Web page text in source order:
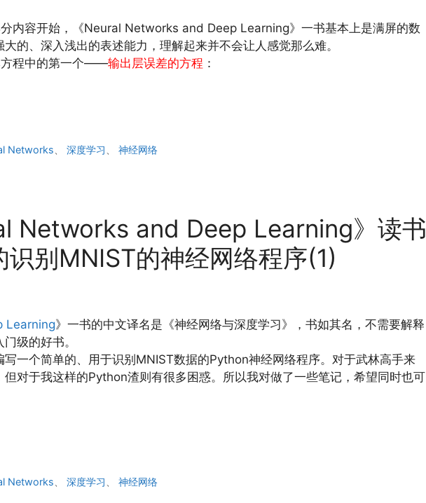
内容开始，《Neural Networks and Deep Learning》一书基本上是满屏的数
的、深入浅出的表述能力，理解起来并不会让人感觉那么难。
方程中的第一个——输出层误差的方程 ：
Networks 、深度学习 、神经网络
Networks and Deep Learning》读书
别MNIST的神经网络程序(1)
Learning》一书的中文译名是《神经网络与深度学习》，书如其名，不需要解释
级的好书。
一个简单的、用于识别MNIST数据的Python神经网络程序。对于武林高手来
对于我这样的Python渣则有很多困惑。所以我对做了一些笔记，希望同时也可
Networks 、深度学习 、神经网络